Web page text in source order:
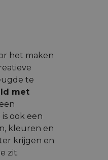
het maken
te
met
ook een
kleuren en
krijgen en
zit.